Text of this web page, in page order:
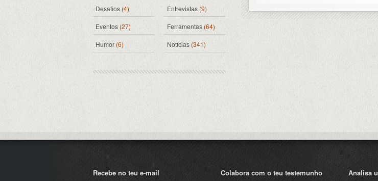
Desafios (4) Entrevistas (9)
Eventos (27) Ferramentas(64)
Humor(6) Notícias (341)
Recebe no teu e-mail Colabora com o teu testemunho Analisa